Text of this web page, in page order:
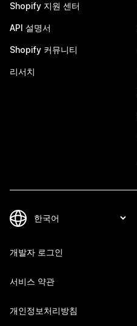
Shopify 지원 센터
API 설명서
Shopify 커뮤니티
리서치
개발자 로그인
서비스 약관
개인정보처리방침